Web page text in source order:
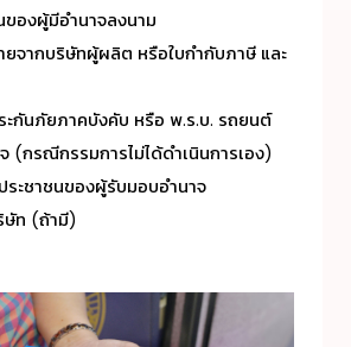
ของผู้มีอำนาจลงนาม
ยจากบริษัทผู้ผลิต หรือใบกำกับภาษี และ
ะกันภัยภาคบังคับ หรือ พ.ร.บ. รถยนต์
(กรณีกรรมการไม่ได้ดำเนินการเอง)
ระชาชนของผู้รับมอบอำนาจ
ษัท (ถ้ามี)